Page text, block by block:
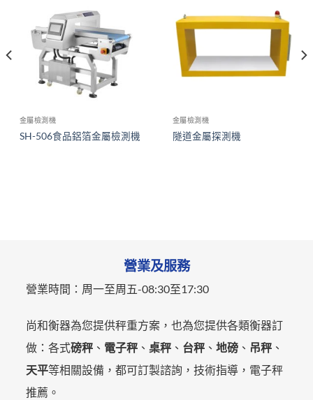
金屬檢測機
SH-506食品鋁箔金屬檢測機
金屬檢測機
隧道金屬探測機
營業及服務
營業時間： 周一至周五-08:30至17:30
尚和衡器為您提供秤重方案，也為您提供各類衡器訂
做：各式磅秤 、 電子秤 、桌秤 、 台秤 、地磅 、 吊秤 、
天平等相關設備，都可訂製諮詢，技術指導，電子秤
推薦。